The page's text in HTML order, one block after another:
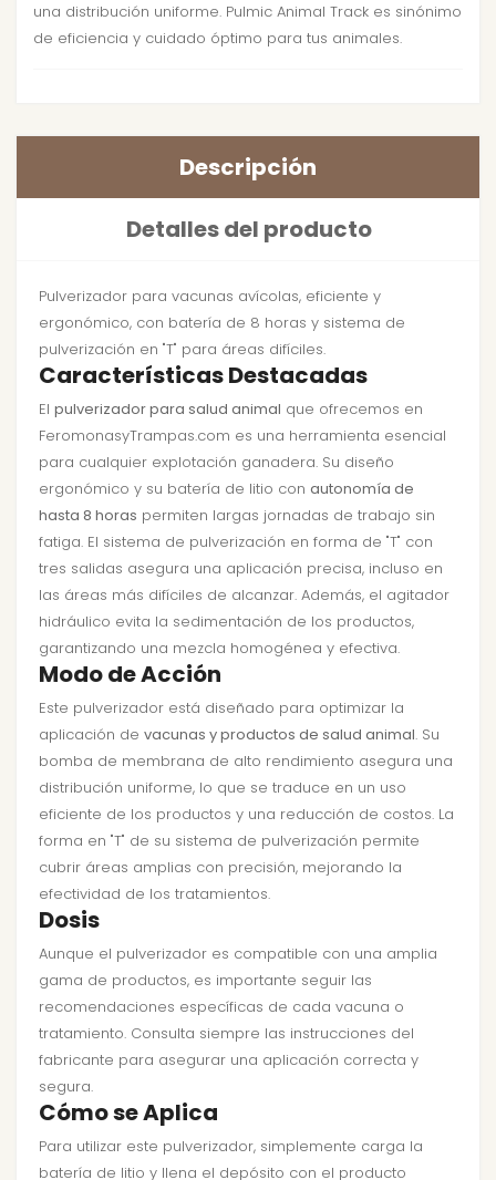
una distribución uniforme. Pulmic Animal Track es sinónimo
de eficiencia y cuidado óptimo para tus animales.
Descripción
Detalles del producto
Pulverizador para vacunas avícolas, eficiente y
ergonómico, con batería de 8 horas y sistema de
pulverización en "T" para áreas difíciles.
Características Destacadas
El pulverizador para salud animal que ofrecemos en
FeromonasyTrampas.com es una herramienta esencial
para cualquier explotación ganadera. Su diseño
ergonómico y su batería de litio con autonomía de
hasta 8 horas permiten largas jornadas de trabajo sin
fatiga. El sistema de pulverización en forma de "T" con
tres salidas asegura una aplicación precisa, incluso en
las áreas más difíciles de alcanzar. Además, el agitador
hidráulico evita la sedimentación de los productos,
garantizando una mezcla homogénea y efectiva.
Modo de Acción
Este pulverizador está diseñado para optimizar la
aplicación de vacunas y productos de salud animal. Su
bomba de membrana de alto rendimiento asegura una
distribución uniforme, lo que se traduce en un uso
eficiente de los productos y una reducción de costos. La
forma en "T" de su sistema de pulverización permite
cubrir áreas amplias con precisión, mejorando la
efectividad de los tratamientos.
Dosis
Aunque el pulverizador es compatible con una amplia
gama de productos, es importante seguir las
recomendaciones específicas de cada vacuna o
tratamiento. Consulta siempre las instrucciones del
fabricante para asegurar una aplicación correcta y
segura.
Cómo se Aplica
Para utilizar este pulverizador, simplemente carga la
batería de litio y llena el depósito con el producto